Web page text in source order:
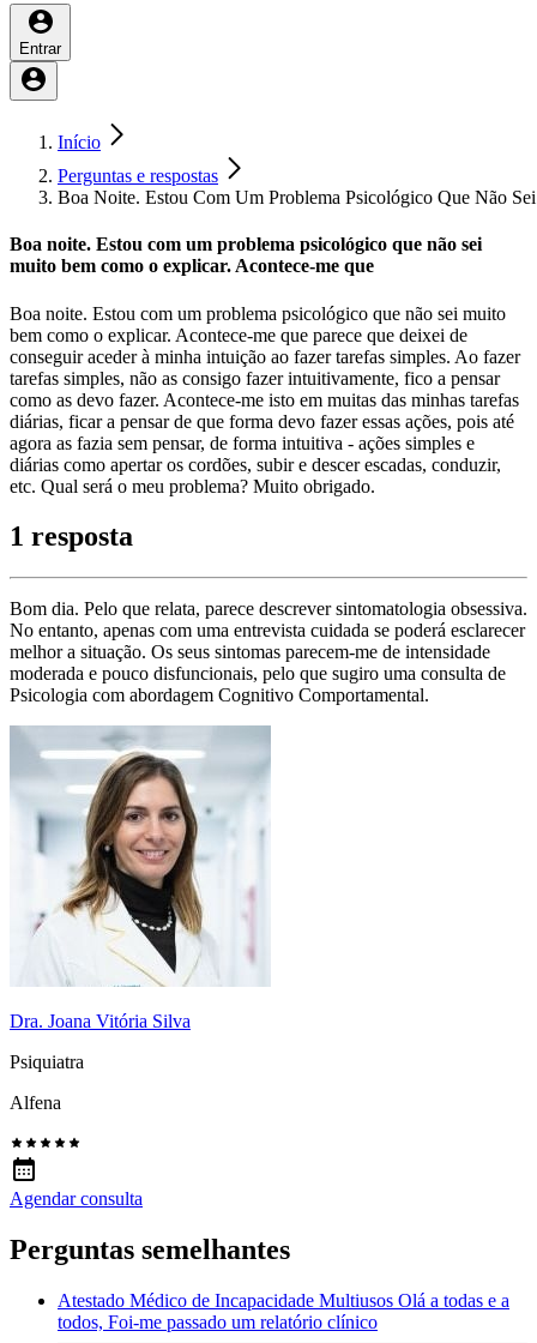
Entrar
Início
Perguntas e respostas
Boa Noite. Estou Com Um Problema Psicológico Que Não
Boa noite. Estou com um problema psicológico que não sei
muito bem como o explicar. Acontece-me que
Boa noite. Estou com um problema psicológico que não sei muito
bem como o explicar. Acontece-me que parece que deixei de
conseguir aceder à minha intuição ao fazer tarefas simples. Ao fazer
tarefas simples, não as consigo fazer intuitivamente, fico a pensar
como as devo fazer. Acontece-me isto em muitas das minhas tarefas
diárias, ficar a pensar de que forma devo fazer essas ações, pois até
agora as fazia sem pensar, de forma intuitiva - ações simples e
diárias como apertar os cordões, subir e descer escadas, conduzir,
etc. Qual será o meu problema? Muito obrigado.
1 resposta
Bom dia. Pelo que relata, parece descrever sintomatologia obsessiva.
No entanto, apenas com uma entrevista cuidada se poderá esclarecer
melhor a situação. Os seus sintomas parecem-me de intensidade
moderada e pouco disfuncionais, pelo que sugiro uma consulta de
Psicologia com abordagem Cognitivo Comportamental.
Dra. Joana Vitória Silva
Psiquiatra
Alfena
Agendar consulta
Perguntas semelhantes
Atestado Médico de Incapacidade Multiusos Olá a todas e a
todos, Foi-me passado um relatório clínico